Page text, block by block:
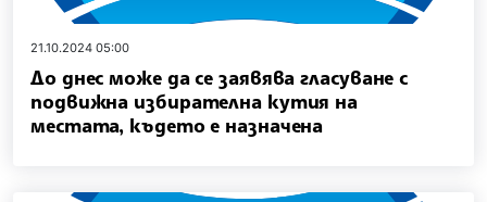
21.10.2024 05:00
До днес може да се заявява гласуване с
подвижна избирателна кутия на
местата, където е назначена